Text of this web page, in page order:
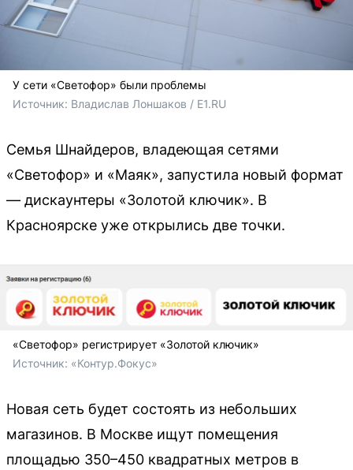
У сети «Светофор» были проблемы
Источник: Владислав Лоншаков / E1.RU
Семья Шнайдеров, владеющая сетями
«Светофор» и «Маяк», запустила новый формат
— дискаунтеры «Золотой ключик». В
Красноярске уже открылись две точки.
«Светофор» регистрирует «Золотой ключик»
Источник: «Контур.Фокус»
Новая сеть будет состоять из небольших
магазинов. В Москве ищут помещения
площадью 350–450 квадратных метров в